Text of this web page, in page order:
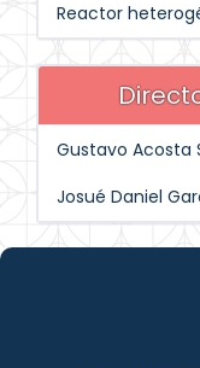
Reactor
Gustavo Acosta
Josué Daniel